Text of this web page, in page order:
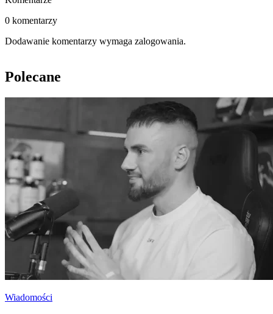
0 komentarzy
Dodawanie komentarzy wymaga zalogowania.
Polecane
Wiadomości